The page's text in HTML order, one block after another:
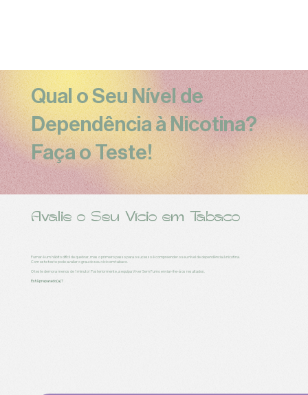
Qual o Seu Nível de
Dependência à Nicotina?
Faça o Teste!
Avalie o Seu Vício em Tabaco
Fumar é um hábito difícil de quebrar, mas o primeiro passo para o sucesso é compreender o seu nível de dependência à nicotina.
Com este teste pode avaliar o grau do seu vício em tabaco.
O teste demora menos de 1 minuto! Posteriormente, a equipa Viver Sem Fumo enviar-lhe-á os resultados.
Está preparado(a)?